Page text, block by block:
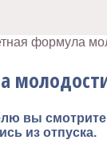
формула
вы
из отпуска.